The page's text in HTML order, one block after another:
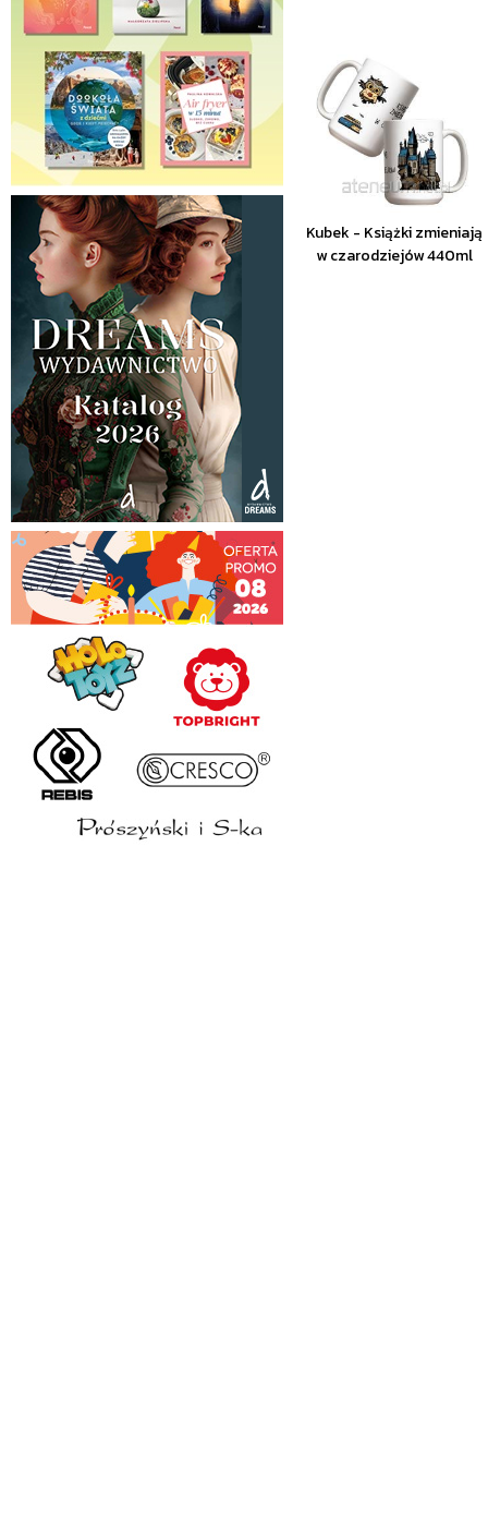
Kubek - Książki zmieniają
w czarodziejów 440ml